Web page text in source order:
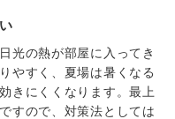
光の熱が部屋に入ってき
やすく、夏場は暑くなる
きにくくなります。最上
すので、対策法としては